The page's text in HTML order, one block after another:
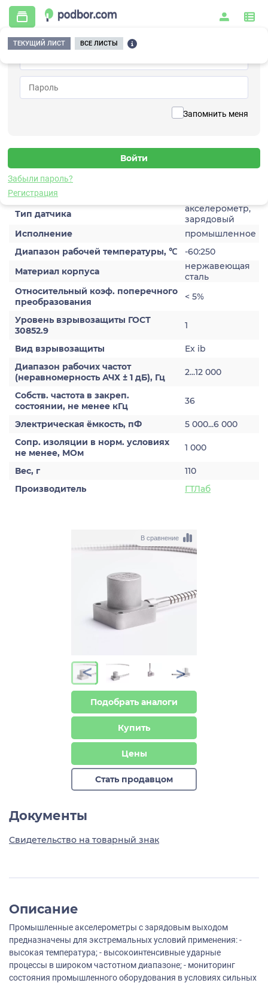
Запомнить меня
Забыли пароль?
Регистрация
ТЕКУЩИЙ ЛИСТ ВСЕ ЛИСТЫ
Главная / Контрольно-измерительные приборы и автоматика / Датчики /
Виброускорения / 1C204HM-10
Датчик виброускорения
Характеристики
Тип датчика
акселерометр,
зарядовый
Исполнение
промышленное
Диапазон рабочей температуры, ℃
-60:250
Материал корпуса
нержавеющая
сталь
Относительный коэф. поперечного
преобразования
< 5%
Уровень взрывозащиты ГОСТ
30852.9
1
Вид взрывозащиты
Ex ib
Диапазон рабочих частот
(неравномерность АЧХ ± 1 дБ), Гц
2...12 000
Собств. частота в закреп.
состоянии, не менее кГц
36
Электрическая ёмкость, пФ
5 000...6 000
Сопр. изоляции в норм. условиях
не менее, МОм
1 000
Вес, г
110
Производитель
ГТЛаб
В сравнение
> >
Подобрать аналоги
Купить
Цены
Стать продавцом
Документы
Свидетельство на товарный знак
Описание
Промышленные акселерометры с зарядовым выходом
предназначены для экстремальных условий применения: -
высокая температура; - высокоинтенсивные ударные
процессы в широком частотном диапазоне; - мониторинг
состояния промышленного оборудования в условиях сильных